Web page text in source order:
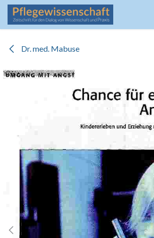
Zum Inhalt springen
Dr. med. Mabuse